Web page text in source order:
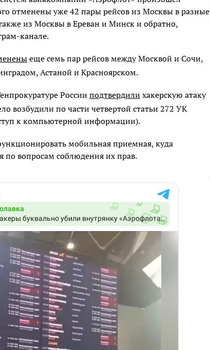
отменены уже 42 пары рейсов из Москвы в разные
из Москвы в Ереван и Минск и обратно,
канале.
еще семь пар рейсов между Москвой и Сочи,
Астаной и Красноярском.
России подтвердили хакерскую атаку
возбудили по части четвертой статьи 272 УК
к компьютерной информации).
мобильная приемная, куда
по вопросам соблюдения их прав.